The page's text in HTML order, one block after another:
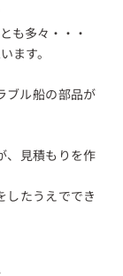
も多々・・・
ます。
ブル船の部品が
、見積もりを作
したうえででき